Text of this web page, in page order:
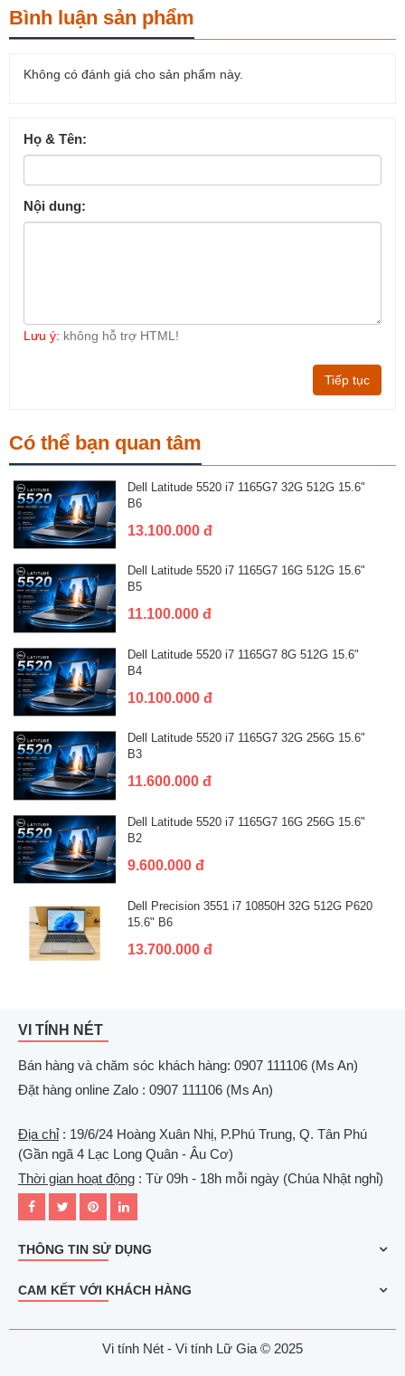
Bình luận sản phẩm
Không có đánh giá cho sản phẩm này.
Họ & Tên:
Nội dung:
Lưu ý: không hỗ trợ HTML!
Tiếp tục
Có thể bạn quan tâm
Dell Latitude 5520 i7 1165G7 32G 512G 15.6"
B6
13.100.000 đ
Dell Latitude 5520 i7 1165G7 16G 512G 15.6"
B5
11.100.000 đ
Dell Latitude 5520 i7 1165G7 8G 512G 15.6"
B4
10.100.000 đ
Dell Latitude 5520 i7 1165G7 32G 256G 15.6"
B3
11.600.000 đ
Dell Latitude 5520 i7 1165G7 16G 256G 15.6"
B2
9.600.000 đ
Dell Precision 3551 i7 10850H 32G 512G P620
15.6" B6
13.700.000 đ
VI TÍNH NÉT
Bán hàng và chăm sóc khách hàng: 0907 111106 (Ms An)
Đặt hàng online Zalo : 0907 111106 (Ms An)
Địa chỉ: 19/6/24 Hoàng Xuân Nhị, P.Phú Trung, Q. Tân Phú
(Gần ngã 4 Lạc Long Quân - Âu Cơ)
Thời gian hoạt động : Từ 09h - 18h mỗi ngày (Chúa Nhật nghỉ)
THÔNG TIN SỬ DỤNG
CAM KẾT VỚI KHÁCH HÀNG
Vi tính Nét - Vi tính Lữ Gia © 2025